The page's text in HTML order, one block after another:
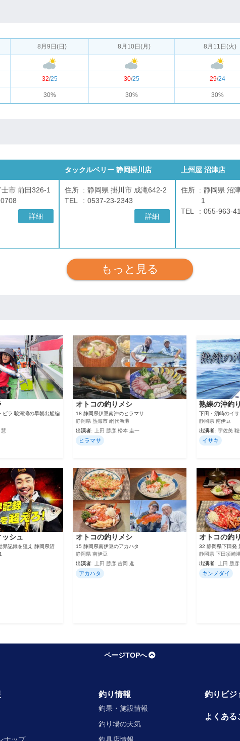
8月9日(日) 8月10日(月) 8月11日(火)
32/25 30/25 29/24
30% 30% 30%
市 前田326-1
詳細
タックルベリー 静岡掛川店
住所
静岡県 掛川市 成滝642-2
TEL
0537-23-2343
詳細
上州屋 沼津店
住所
静岡県 沼
1
TEL
055-963-
もっと見る
ビラ 駿河湾の早朝出船編
慧
オトコの釣りメシ
18 静岡県伊豆南沖のヒラマサ
静岡県 熱海市 網代漁港
出演者:
上田 勝彦,松本 圭一
ヒラマサ
熟練の沖釣
下田・須崎のイサ
静岡県 南伊豆
出演者: 宇佐美
イサキ
ッシュ
界記録を狙え 静岡県沼
オトコの釣りメシ
15 静岡県南伊豆のアカハタ
静岡県 南伊豆
出演者:
上田 勝彦,吉岡 進
アカハタ
オトコの釣
32 静岡県下田発
静岡県 下田須崎
出演者:
上田 勝彦
キンメダイ
ページTOPへ
釣り情報
釣果・施設情報
釣り場の天気
釣りビジ
よくある